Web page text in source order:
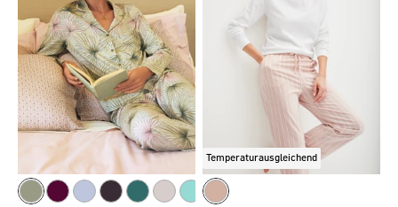
Temperaturausgleichend